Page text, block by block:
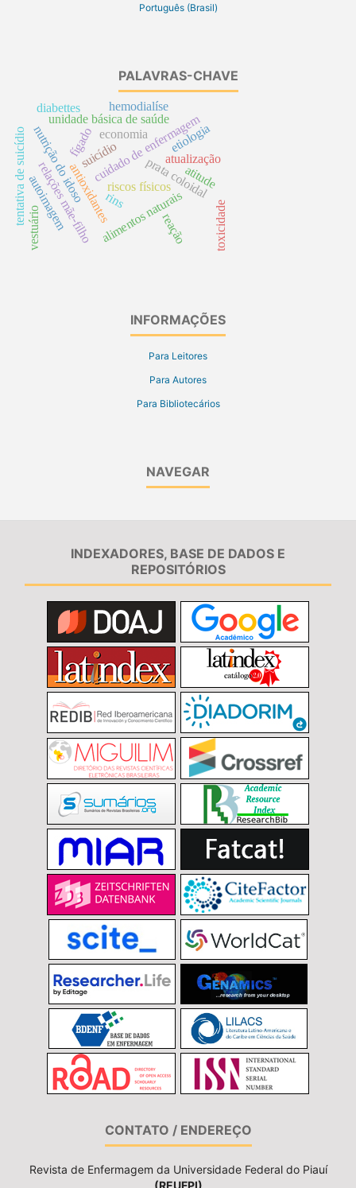
Português (Brasil)
PALAVRAS-CHAVE
cuidado de enfermagem
prata coloidal
etiologia
atualização
antioxidantesalimentos naturais
nutrição do idoso
relações mãe-filho riscos físicos
unidade básica de saúde
autoimagem rins
suicídio
vestuário
economia
tentativa de suicídio fígado
reação
diabettes hemodialíse
toxicidade
atitude
INFORMAÇÕES
Para Leitores
Para Autores
Para Bibliotecários
NAVEGAR
INDEXADORES, BASE DE DADOS E
REPOSITÓRIOS
CONTATO / ENDEREÇO
Revista de Enfermagem da Universidade Federal do Piauí
(REUFPI)